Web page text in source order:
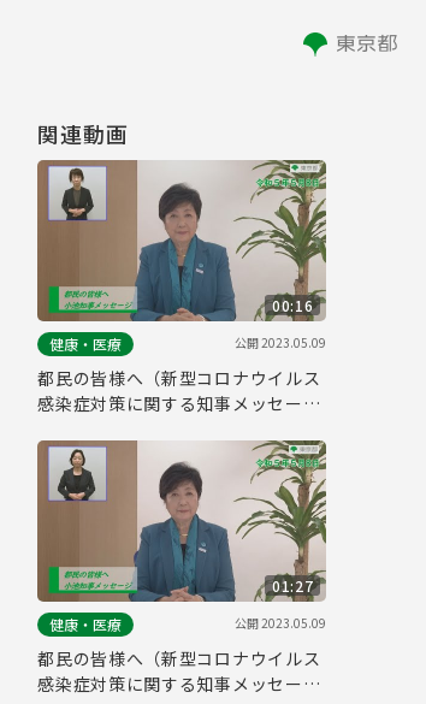
関連動画
00:16
健康・医療
公開2023.05.09
都民の皆様へ（新型コロナウイルス
感染症対策に関する知事メッセージ
01:27
健康・医療
公開2023.05.09
都民の皆様へ（新型コロナウイルス
感染症対策に関する知事メッセージ